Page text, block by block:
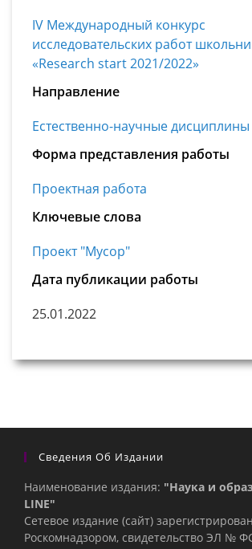
IV Международный конкурс
исследовательских работ
«Research start 2021/2022»
Направление
Естественно-научные дисциплины
Форма представления работы
Проектная работа
Ключевые слова
Проект "Мусор"
Дата публикации работы
25.01.2022
Сведения Об Издании
Наименование издания: "Наука и
LINE"
Сетевое издание (сайт)
Роскомнадзором, свидетельство ЭЛ №